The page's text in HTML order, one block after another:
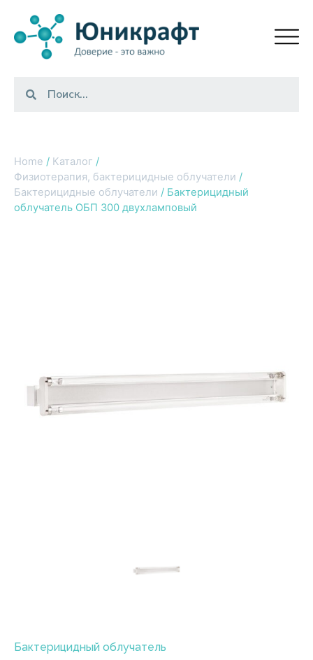
Home / Каталог /
Физиотерапия, бактерицидные облучатели /
Бактерицидные облучатели / Бактерицидный
облучатель ОБП 300 двухламповый
Бактерицидный облучатель